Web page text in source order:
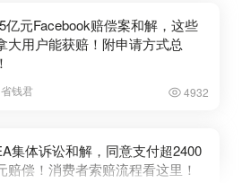
亿元Facebook赔偿案和解，这些
大用户能获赔！附申请方式总
省钱君 4932
集体诉讼和解，同意支付超2400
赔偿！消费者索赔流程看这里！